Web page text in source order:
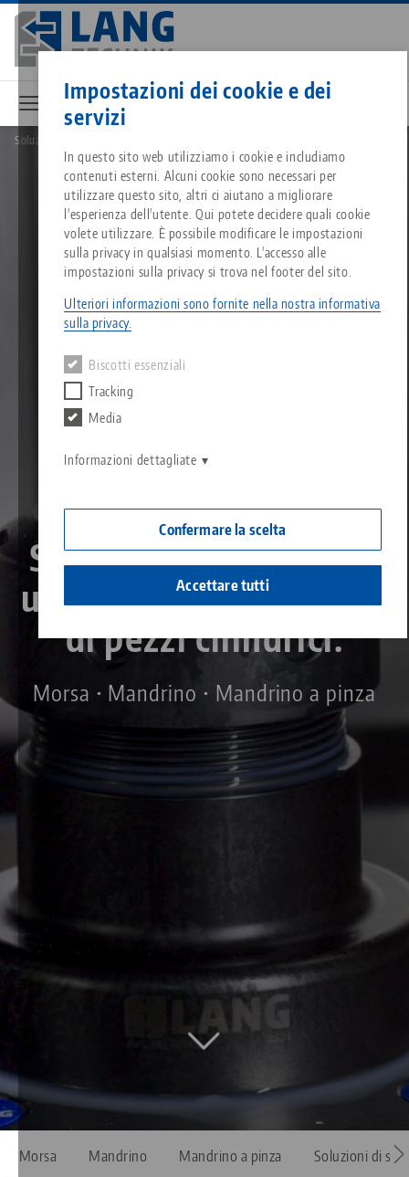
Impostazioni dei cookie e dei
servizi
In questo sito web utilizziamo i cookie e includiamo
contenuti esterni. Alcuni cookie sono necessari per
utilizzare questo sito, altri ci aiutano a migliorare
l'esperienza dell'utente. Qui potete decidere quali cookie
volete utilizzare. È possibile modificare le impostazioni
sulla privacy in qualsiasi momento. L'accesso alle
impostazioni sulla privacy si trova nel footer del sito.
Ulteriori informazioni sono fornite nella nostra informativa
sulla privacy.
Biscotti essenziali
Tracking
Media
Informazioni dettagliate
Confermare la scelta
Accettare tutti
Vai
contenuto
principale
Tutto da un'unica fonte
Sistema di serraggio a punto
Sistemi di staffaggio
Gruppo di prodotti
Tipi di prodotto
Panoramica dei prodotti
Informazioni su LANG
Filosofia
Innovazioni
Download
FAQ
Richiesta catalogo
Blog
Notizie
Eventi
Prodotti abbinati
Siamo spiacenti. Non abbiamo trovato alcun risultato.
Vai alla pagina del prodotto
Servizi
Quicklinks
Search
Downloads
Contatto
Breadcrumb
Soluzioni
Morsa • Mandrino • Mandrino a pinza
Soluzioni versatili per
un serraggio efficiente
di pezzi cilindrici.
Morsa Mandrino Mandrino a pinza Soluzioni di